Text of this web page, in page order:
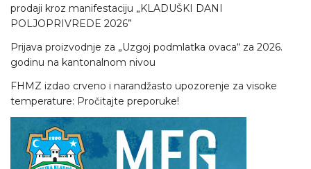
prodaji kroz manifestaciju „KLADUŠKI DANI
POLJOPRIVREDE 2026”
Prijava proizvodnje za „Uzgoj podmlatka ovaca“ za 2026.
godinu na kantonalnom nivou
FHMZ izdao crveno i narandžasto upozorenje za visoke
temperature: Pročitajte preporuke!